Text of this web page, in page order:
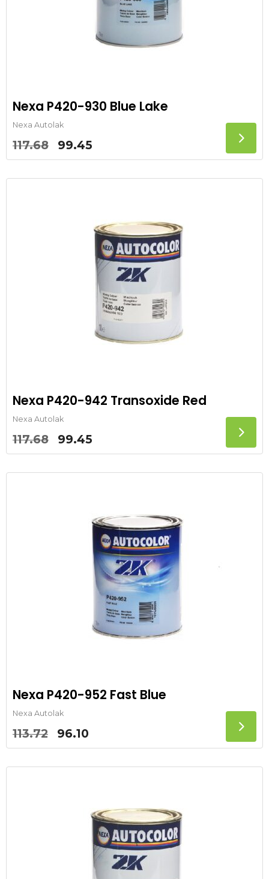
Nexa P420-930 Blue Lake
Nexa Autolak
117.68
Oorspronkelijke
prijs
was:
99.45
prijs
is:
Nexa P420-942 Transoxide Red
Nexa Autolak
117.68
Oorspronkelijke
prijs
was:
99.45
prijs
is:
Nexa P420-952 Fast Blue
Nexa Autolak
113.72
Oorspronkelijke
prijs
was:
96.10
prijs
is: